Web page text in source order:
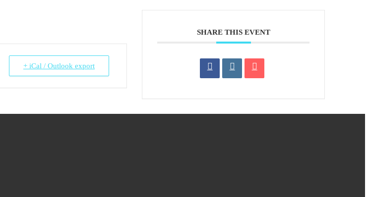
+ iCal / Outlook export
SHARE THIS EVENT